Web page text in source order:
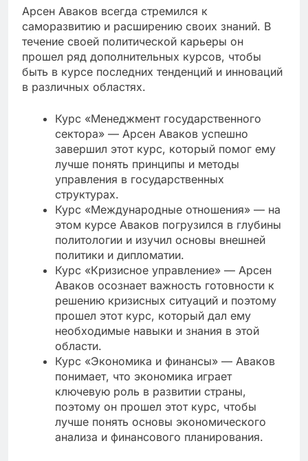
Арсен Аваков всегда стремился к
саморазвитию и расширению своих знаний. В
течение своей политической карьеры он
прошел ряд дополнительных курсов, чтобы
быть в курсе последних тенденций и инноваций
в различных областях.
Курс «Менеджмент государственного
сектора» — Арсен Аваков успешно
завершил этот курс, который помог ему
лучше понять принципы и методы
управления в государственных
структурах.
Курс «Международные отношения» — на
этом курсе Аваков погрузился в глубины
политологии и изучил основы внешней
политики и дипломатии.
Курс «Кризисное управление» — Арсен
Аваков осознает важность готовности к
решению кризисных ситуаций и поэтому
прошел этот курс, который дал ему
необходимые навыки и знания в этой
области.
Курс «Экономика и финансы» — Аваков
понимает, что экономика играет
ключевую роль в развитии страны,
поэтому он прошел этот курс, чтобы
лучше понять основы экономического
анализа и финансового планирования.